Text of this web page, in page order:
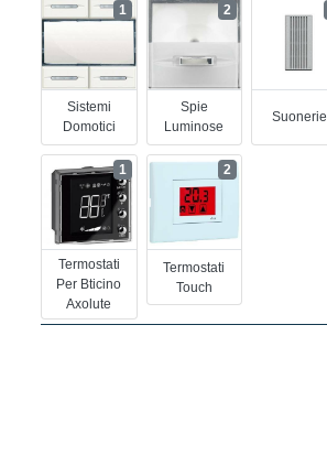
Sistemi
Domotici
1
Spie
Luminose
2
Suonerie
Termostati
Per Bticino
Axolute
1
Termostati
Touch
2